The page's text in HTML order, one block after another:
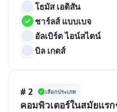
โธมัส เอดิสัน
ชาร์ลส์ แบบเบจ
อัลเบิร์ต ไอน์สไตน์
บิล เกตส์
# 2 เลือกประเภท
คอมพิวเตอร์ในสมัยแร